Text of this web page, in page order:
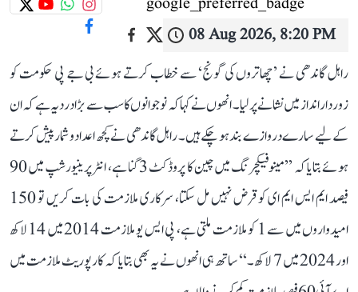
08 Aug 2026, 8:20 PM
راہل گاندھی نے ’چھاتروں کی گونج‘ سے خطاب کرتے ہوئے بی جے پی حکومت کو
زوردار انداز میں نشانے پر لیا۔ انھوں نے کہا کہ نوجوانوں کا سب سے بڑا درد یہ ہے کہ ان
کے لیے سارے دروازے بند ہو چکے ہیں۔ راہل گاندھی نے کچھ اعداد و شمار پیش کرتے
ہوئے بتایا کہ ’’مینوفیکچرنگ میں چین کا پروڈکٹ 3 گنا ہے، انٹرپرینیورشپ میں 90
فیصد ایم ایس ایم ای کو قرض نہیں مل سکتا، سرکاری ملازمت کی بات کریں تو 150
امیدواروں میں سے 1 کو ملازمت ملتی ہے، پی ایس یو ملازمت 2014 میں 14 لاکھ
اور 2024 میں 7 لاکھ۔‘‘ ساتھ ہی انھوں نے یہ بھی بتایا کہ کارپوریٹ ملازمت میں